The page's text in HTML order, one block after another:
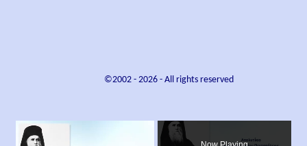
©2002 - 2026- All rights reserved